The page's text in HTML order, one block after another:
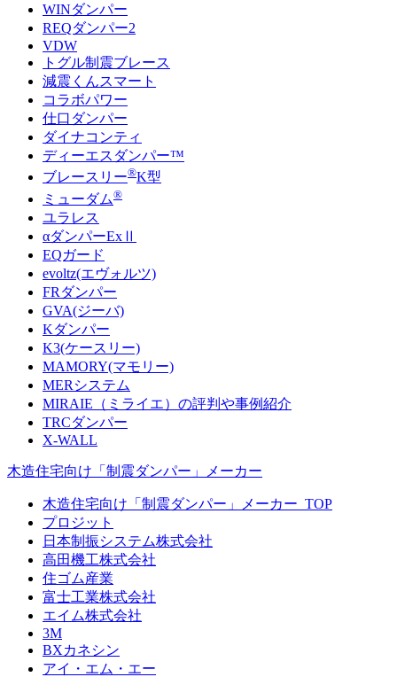
WINダンパー
REQダンパー2
VDW
トグル制震ブレース
減震くんスマート
コラボパワー
仕口ダンパー
ダイナコンティ
ディーエスダンパー™
ブレースリー®K型
ミューダム®
ユラレス
αダンパーExⅡ
EQガード
evoltz(エヴォルツ)
FRダンパー
GVA(ジーバ)
Kダンパー
K3(ケースリー)
MAMORY(マモリー)
MERシステム
MIRAIE（ミライエ）の評判や事例紹介
TRCダンパー
X-WALL
木造住宅向け「制震ダンパー」メーカー
木造住宅向け「制震ダンパー」メーカー_TOP
プロジット
日本制振システム株式会社
高田機工株式会社
住ゴム産業
富士工業株式会社
エイム株式会社
3M
BXカネシン
アイ・エム・エー